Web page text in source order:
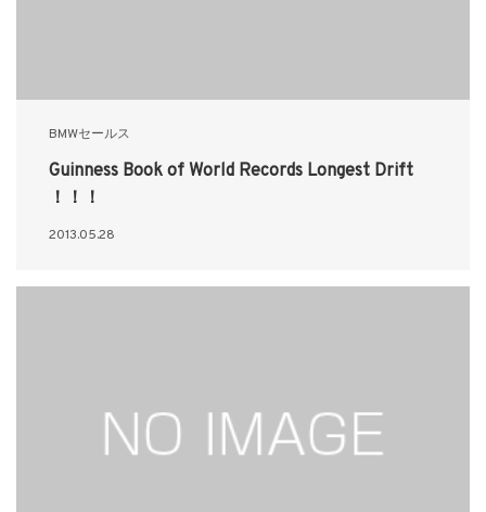
BMWセールス
Guinness Book of World Records Longest Drift
！！！
2013.05.28